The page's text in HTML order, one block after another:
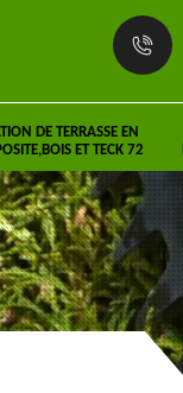
DE TERRASSE EN
ET TECK 72